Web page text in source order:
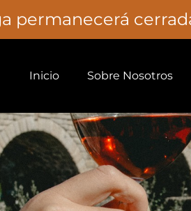
permanecerá
Inicio Sobre Nosotros